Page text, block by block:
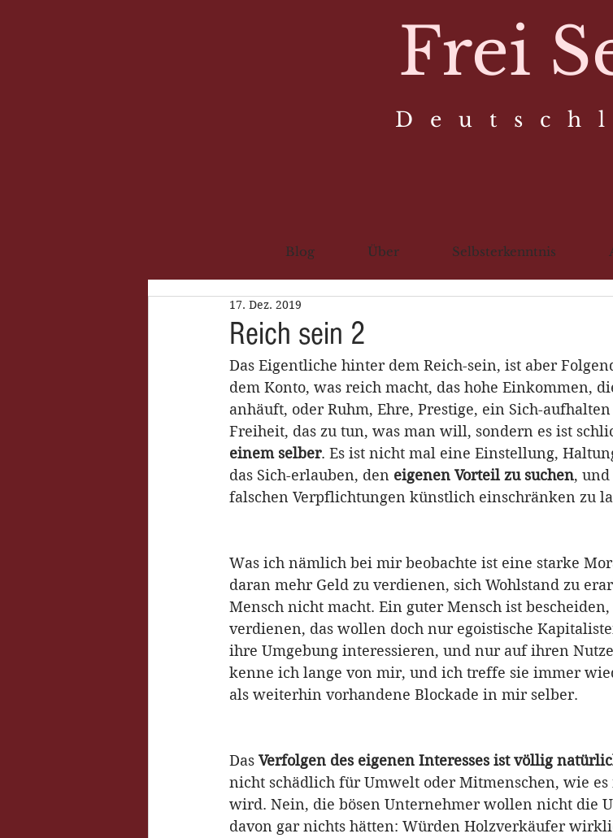
Frei
D e u t s c h l
Blog Über Selbsterkenntnis
Reich sein 2
17. Dez. 2019
Das Eigentliche hinter dem Reich-sein, ist aber
dem Konto, was reich macht, das hohe Einkommen,
anhäuft, oder Ruhm, Ehre, Prestige, ein Sich-
Freiheit, das zu tun, was man will, sondern es ist
einem selber. Es ist nicht mal eine Einstellung,
das Sich-erlauben, den eigenen Vorteil zu suchen,
falschen Verpflichtungen künstlich einschränken zu
Was ich nämlich bei mir beobachte ist eine starke
daran mehr Geld zu verdienen, sich Wohlstand zu
Mensch nicht macht. Ein guter Mensch ist
verdienen, das wollen doch nur egoistische
ihre Umgebung interessieren, und nur auf ihren
kenne ich lange von mir, und ich treffe sie immer
als weiterhin vorhandene Blockade in mir selber.
Das Verfolgen des eigenen Interesses ist völlig
nicht schädlich für Umwelt oder Mitmenschen, wie
wird. Nein, die bösen Unternehmer wollen nicht die
davon gar nichts hätten: Würden Holzverkäufer